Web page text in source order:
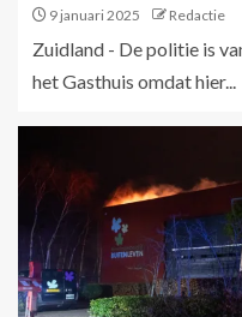
9 januari 2025 Redactie
Zuidland - De politie is
het Gasthuis omdat hier...